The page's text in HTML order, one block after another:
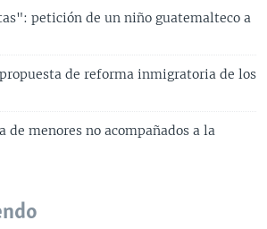
petición de un niño guatemalteco a
de reforma inmigratoria de los
de menores no acompañados a la